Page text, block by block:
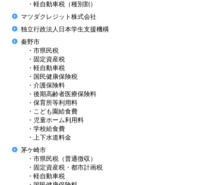
・軽自動車税（種別割）
マツダクレジット株式会社
独立行政法人日本学生支援機構
秦野市
・市県民税
・固定資産税
・軽自動車税
・国民健康保険税
・介護保険料
・後期高齢者医療保険料
・保育所等利用料
・こども園給食費
・児童ホーム利用料
・学校給食費
・上下水道料金
茅ケ崎市
・市県民税（普通徴収）
・固定資産税・都市計画税
・軽自動車税